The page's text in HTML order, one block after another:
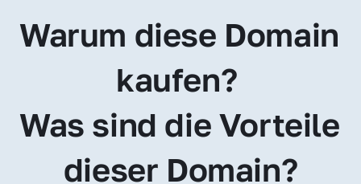
Warum diese Domain
kaufen?
Was sind die Vorteile
dieser Domain?